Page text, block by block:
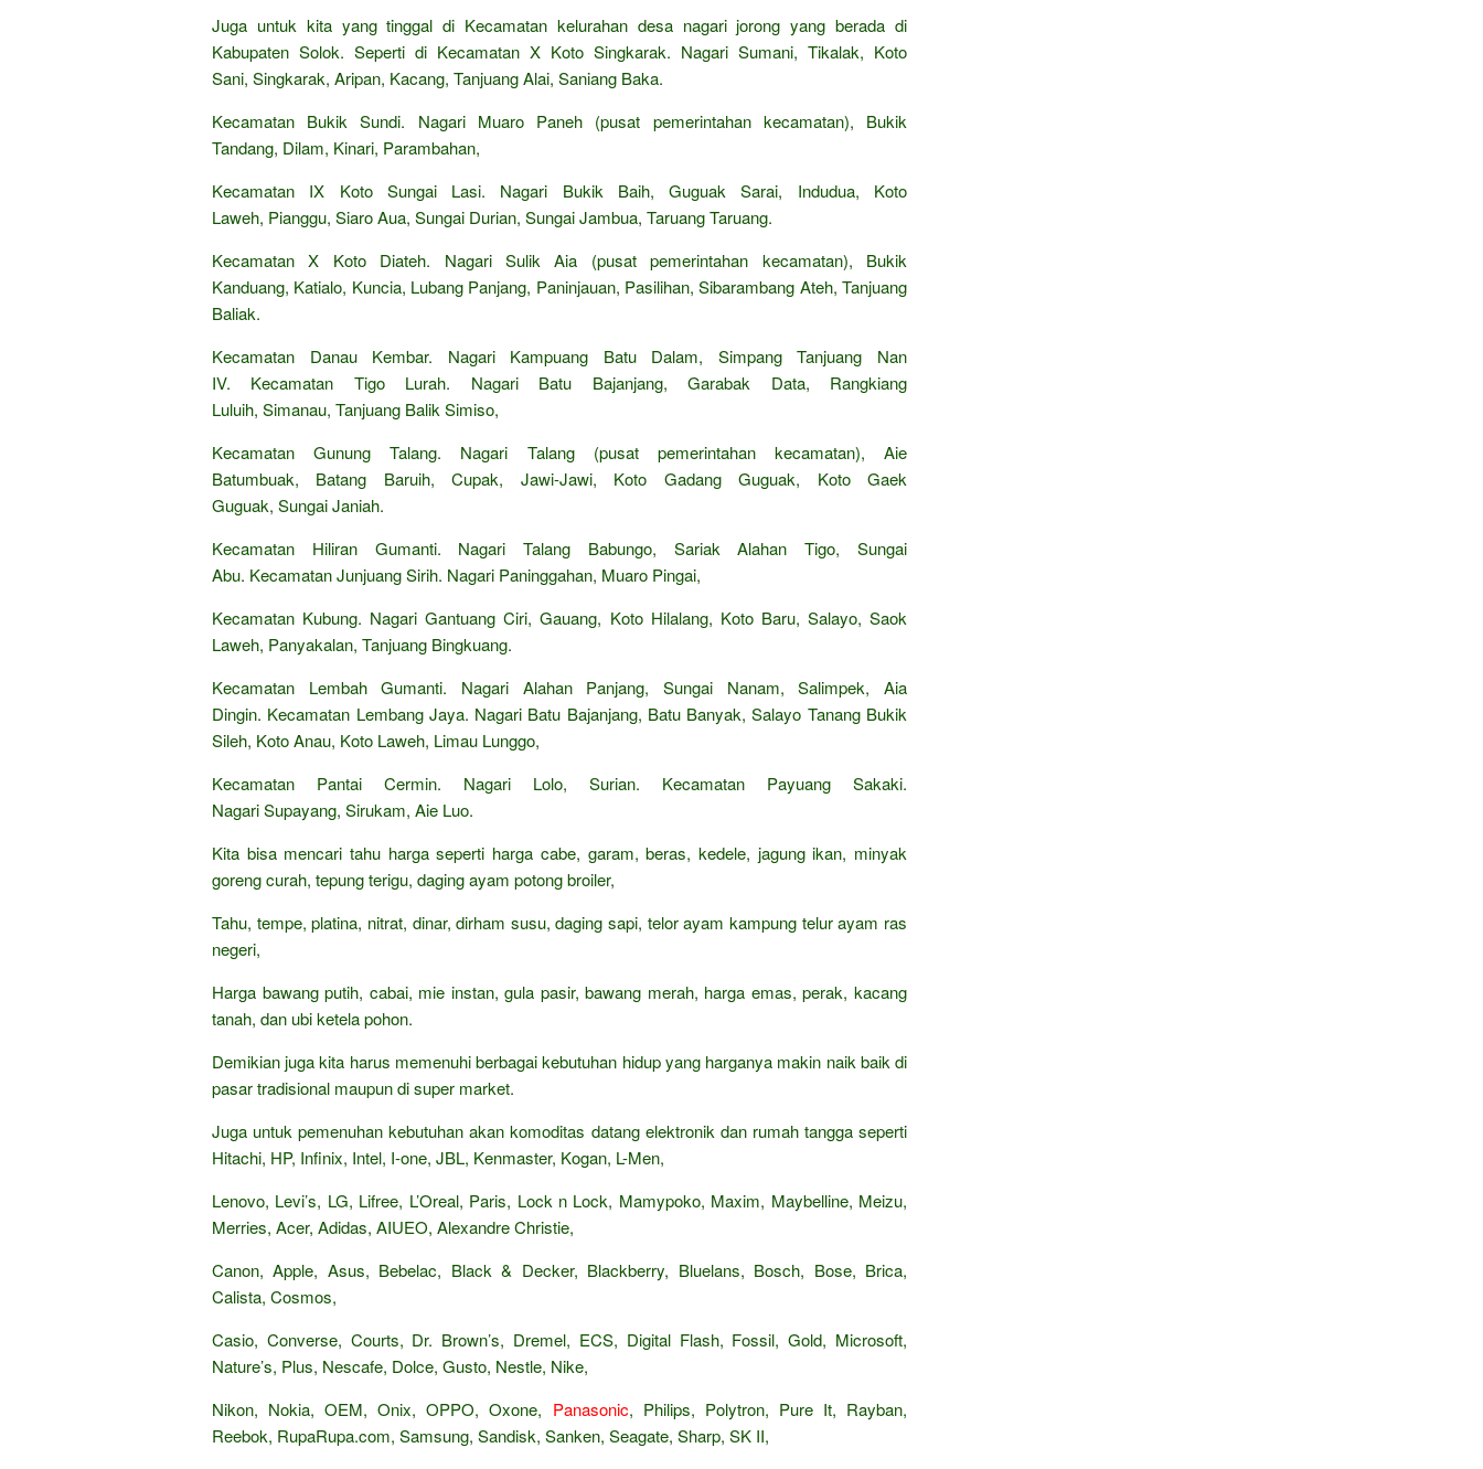
Juga untuk kita yang tinggal di Kecamatan kelurahan desa nagari jorong yang berada di
Kabupaten Solok. Seperti di Kecamatan X Koto Singkarak. Nagari Sumani, Tikalak, Koto
Sani, Singkarak, Aripan, Kacang, Tanjuang Alai, Saniang Baka.
Kecamatan Bukik Sundi. Nagari Muaro Paneh (pusat pemerintahan kecamatan), Bukik
Tandang, Dilam, Kinari, Parambahan,
Kecamatan IX Koto Sungai Lasi. Nagari Bukik Baih, Guguak Sarai, Indudua, Koto
Laweh, Pianggu, Siaro Aua, Sungai Durian, Sungai Jambua, Taruang Taruang.
Kecamatan X Koto Diateh. Nagari Sulik Aia (pusat pemerintahan kecamatan), Bukik
Kanduang, Katialo, Kuncia, Lubang Panjang, Paninjauan, Pasilihan, Sibarambang Ateh, Tanjuang
Baliak.
Kecamatan Danau Kembar. Nagari Kampuang Batu Dalam, Simpang Tanjuang Nan
IV. Kecamatan Tigo Lurah. Nagari Batu Bajanjang, Garabak Data, Rangkiang
Luluih, Simanau, Tanjuang Balik Simiso,
Kecamatan Gunung Talang. Nagari Talang (pusat pemerintahan kecamatan), Aie
Batumbuak, Batang Baruih, Cupak, Jawi-Jawi, Koto Gadang Guguak, Koto Gaek
Guguak, Sungai Janiah.
Kecamatan Hiliran Gumanti. Nagari Talang Babungo, Sariak Alahan Tigo, Sungai
Abu. Kecamatan Junjuang Sirih. Nagari Paninggahan, Muaro Pingai,
Kecamatan Kubung. Nagari Gantuang Ciri, Gauang, Koto Hilalang, Koto Baru, Salayo, Saok
Laweh, Panyakalan, Tanjuang Bingkuang.
Kecamatan Lembah Gumanti. Nagari Alahan Panjang, Sungai Nanam, Salimpek, Aia
Dingin. Kecamatan Lembang Jaya. Nagari Batu Bajanjang, Batu Banyak, Salayo Tanang Bukik
Sileh, Koto Anau, Koto Laweh, Limau Lunggo,
Kecamatan Pantai Cermin. Nagari Lolo, Surian. Kecamatan Payuang Sakaki.
Nagari Supayang, Sirukam, Aie Luo.
Kita bisa mencari tahu harga seperti harga cabe, garam, beras, kedele, jagung ikan, minyak
goreng curah, tepung terigu, daging ayam potong broiler,
Tahu, tempe, platina, nitrat, dinar, dirham susu, daging sapi, telor ayam kampung telur ayam ras
negeri,
Harga bawang putih, cabai, mie instan, gula pasir, bawang merah, harga emas, perak, kacang
tanah, dan ubi ketela pohon.
Demikian juga kita harus memenuhi berbagai kebutuhan hidup yang harganya makin naik baik di
pasar tradisional maupun di super market.
Juga untuk pemenuhan kebutuhan akan komoditas datang elektronik dan rumah tangga seperti
Hitachi, HP, Infinix, Intel, I-one, JBL, Kenmaster, Kogan, L-Men,
Lenovo, Levi’s, LG, Lifree, L’Oreal, Paris, Lock n Lock, Mamypoko, Maxim, Maybelline, Meizu,
Merries, Acer, Adidas, AIUEO, Alexandre Christie,
Canon, Apple, Asus, Bebelac, Black & Decker, Blackberry, Bluelans, Bosch, Bose, Brica,
Calista, Cosmos,
Casio, Converse, Courts, Dr. Brown’s, Dremel, ECS, Digital Flash, Fossil, Gold, Microsoft,
Nature’s, Plus, Nescafe, Dolce, Gusto, Nestle, Nike,
Nikon, Nokia, OEM, Onix, OPPO, Oxone, Panasonic, Philips, Polytron, Pure It, Rayban,
Reebok, RupaRupa.com, Samsung, Sandisk, Sanken, Seagate, Sharp, SK II,